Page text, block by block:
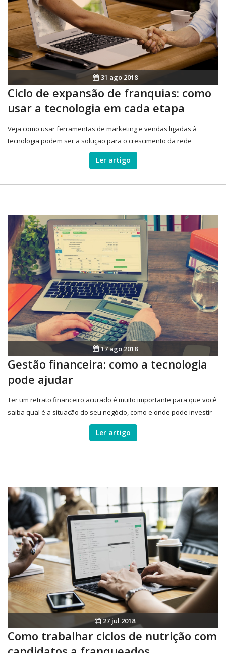
31 ago 2018
Ciclo de expansão de franquias: como
usar a tecnologia em cada etapa
Veja como usar ferramentas de marketing e vendas ligadas à
tecnologia podem ser a solução para o crescimento da rede
Ler artigo
17 ago 2018
Gestão financeira: como a tecnologia
pode ajudar
Ter um retrato financeiro acurado é muito importante para que você
saiba qual é a situação do seu negócio, como e onde pode investir
para chegar onde deseja. A tecnologia pode ajudar bastante nesse
Ler artigo
27 jul 2018
Como trabalhar ciclos de nutrição com